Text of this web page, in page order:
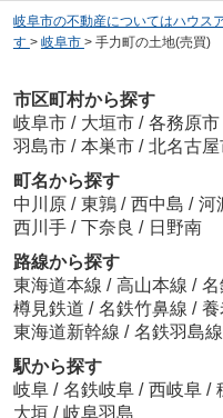
岐阜市の不動産についてはハウス
す > 岐阜市 > 手力町の土地(売買)
市区町村から探す
岐阜市 / 大垣市 / 各務原市
羽島市 / 本巣市 / 北名古屋
町名から探す
中川原 / 東鶉 / 西中島 / 河
西川手 / 下奈良 / 日野南
路線から探す
東海道本線 / 高山本線 / 名
樽見鉄道 / 名鉄竹鼻線 / 養
東海道新幹線 / 名鉄羽島線
駅から探す
岐阜 / 名鉄岐阜 / 西岐阜 /
大垣 / 岐阜羽島